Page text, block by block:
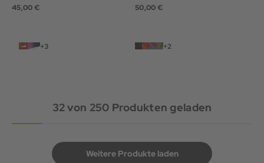
45,00 €
+3
50,00 €
+2
32von 250 Produkten geladen
Weitere Produkte laden